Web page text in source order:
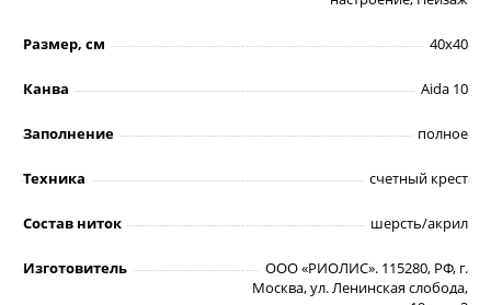
Размер, см 40х40
Канва Aida 10
Заполнение полное
Техника счетный крест
Состав ниток шерсть/акрил
Изготовитель
ООО «РИОЛИС». 115280, РФ, г.
Москва, ул. Ленинская слобода,